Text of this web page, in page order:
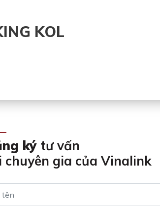
KOL
ký tư vấn
chuyên gia của Vinalink